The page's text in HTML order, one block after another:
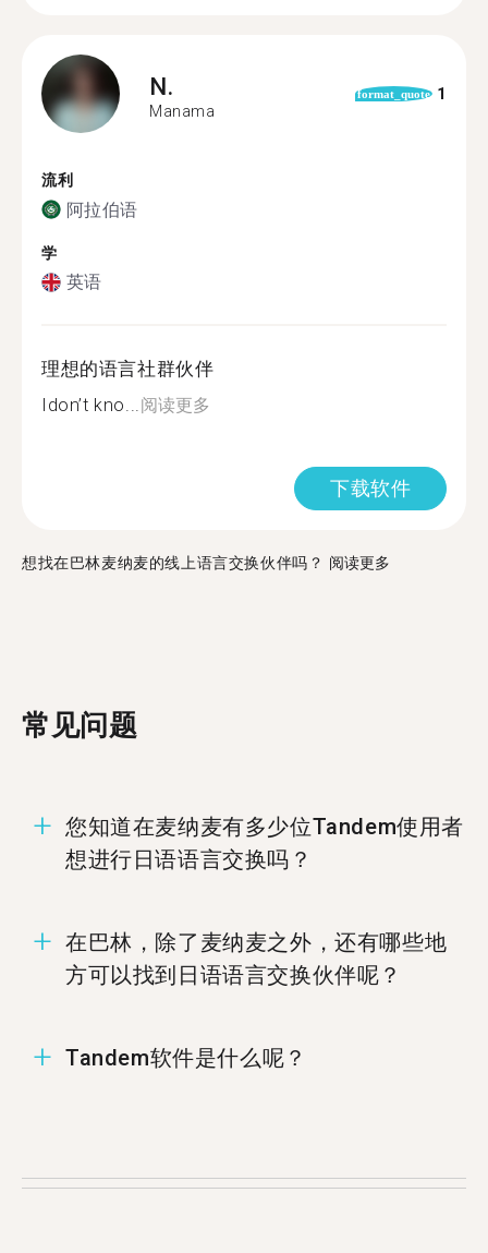
N.
Manama
format_quote 1
流利
阿拉伯语
学
英语
理想的语言社群伙伴
Idon’t kno...阅读更多
下载软件
想找在巴林麦纳麦的线上语言交换伙伴吗？ 阅读更多
常见问题
您知道在麦纳麦有多少位Tandem使用者
想进行日语语言交换吗？
在巴林，除了麦纳麦之外，还有哪些地
方可以找到日语语言交换伙伴呢？
%%randomCity%%，和%%randomCity%%找到日
Tandem软件是什么呢？
Tandem，当中有20位使用者来自麦纳麦。